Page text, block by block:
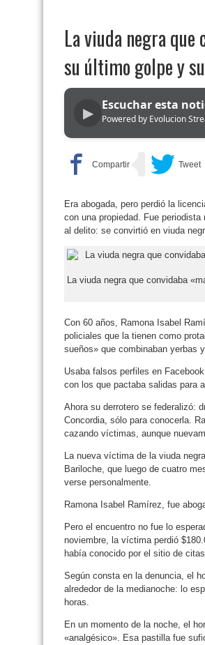
La viuda negra
su último golpe y
▶
Escuchar esta
Powered by Evolucion
Era abogada, pero perdió la
con una propiedad. Fue
al delito: se convirtió en viuda
La viuda negra que convidaba
Con 60 años, Ramona Isabel
policiales que la tienen como
sueños» que combinaban yerbas
Usaba falsos perfiles en
con los que pactaba salidas para
Ahora su derrotero se federalizó:
Concordia, sólo para conocerla.
cazando víctimas, aunque
La nueva víctima de la viuda
Bariloche, que luego de cuatro
verse personalmente.
Ramona Isabel Ramírez, fue
Pero el encuentro no fue lo
noviembre, la víctima perdió
había conocido por el sitio de
Según consta en la denuncia, el
alrededor de la medianoche: lo
horas.
En un momento de la noche, el
«analgésico». Esa pastilla fue